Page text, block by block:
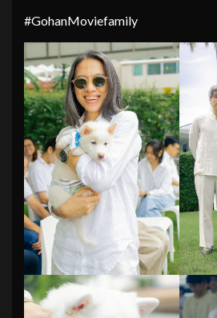
#GohanMoviefamily